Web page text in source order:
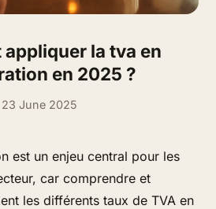
appliquer la tva en
en 2025 ?
23 June 2025
est un enjeu central pour les
car comprendre et
les différents taux de TVA en